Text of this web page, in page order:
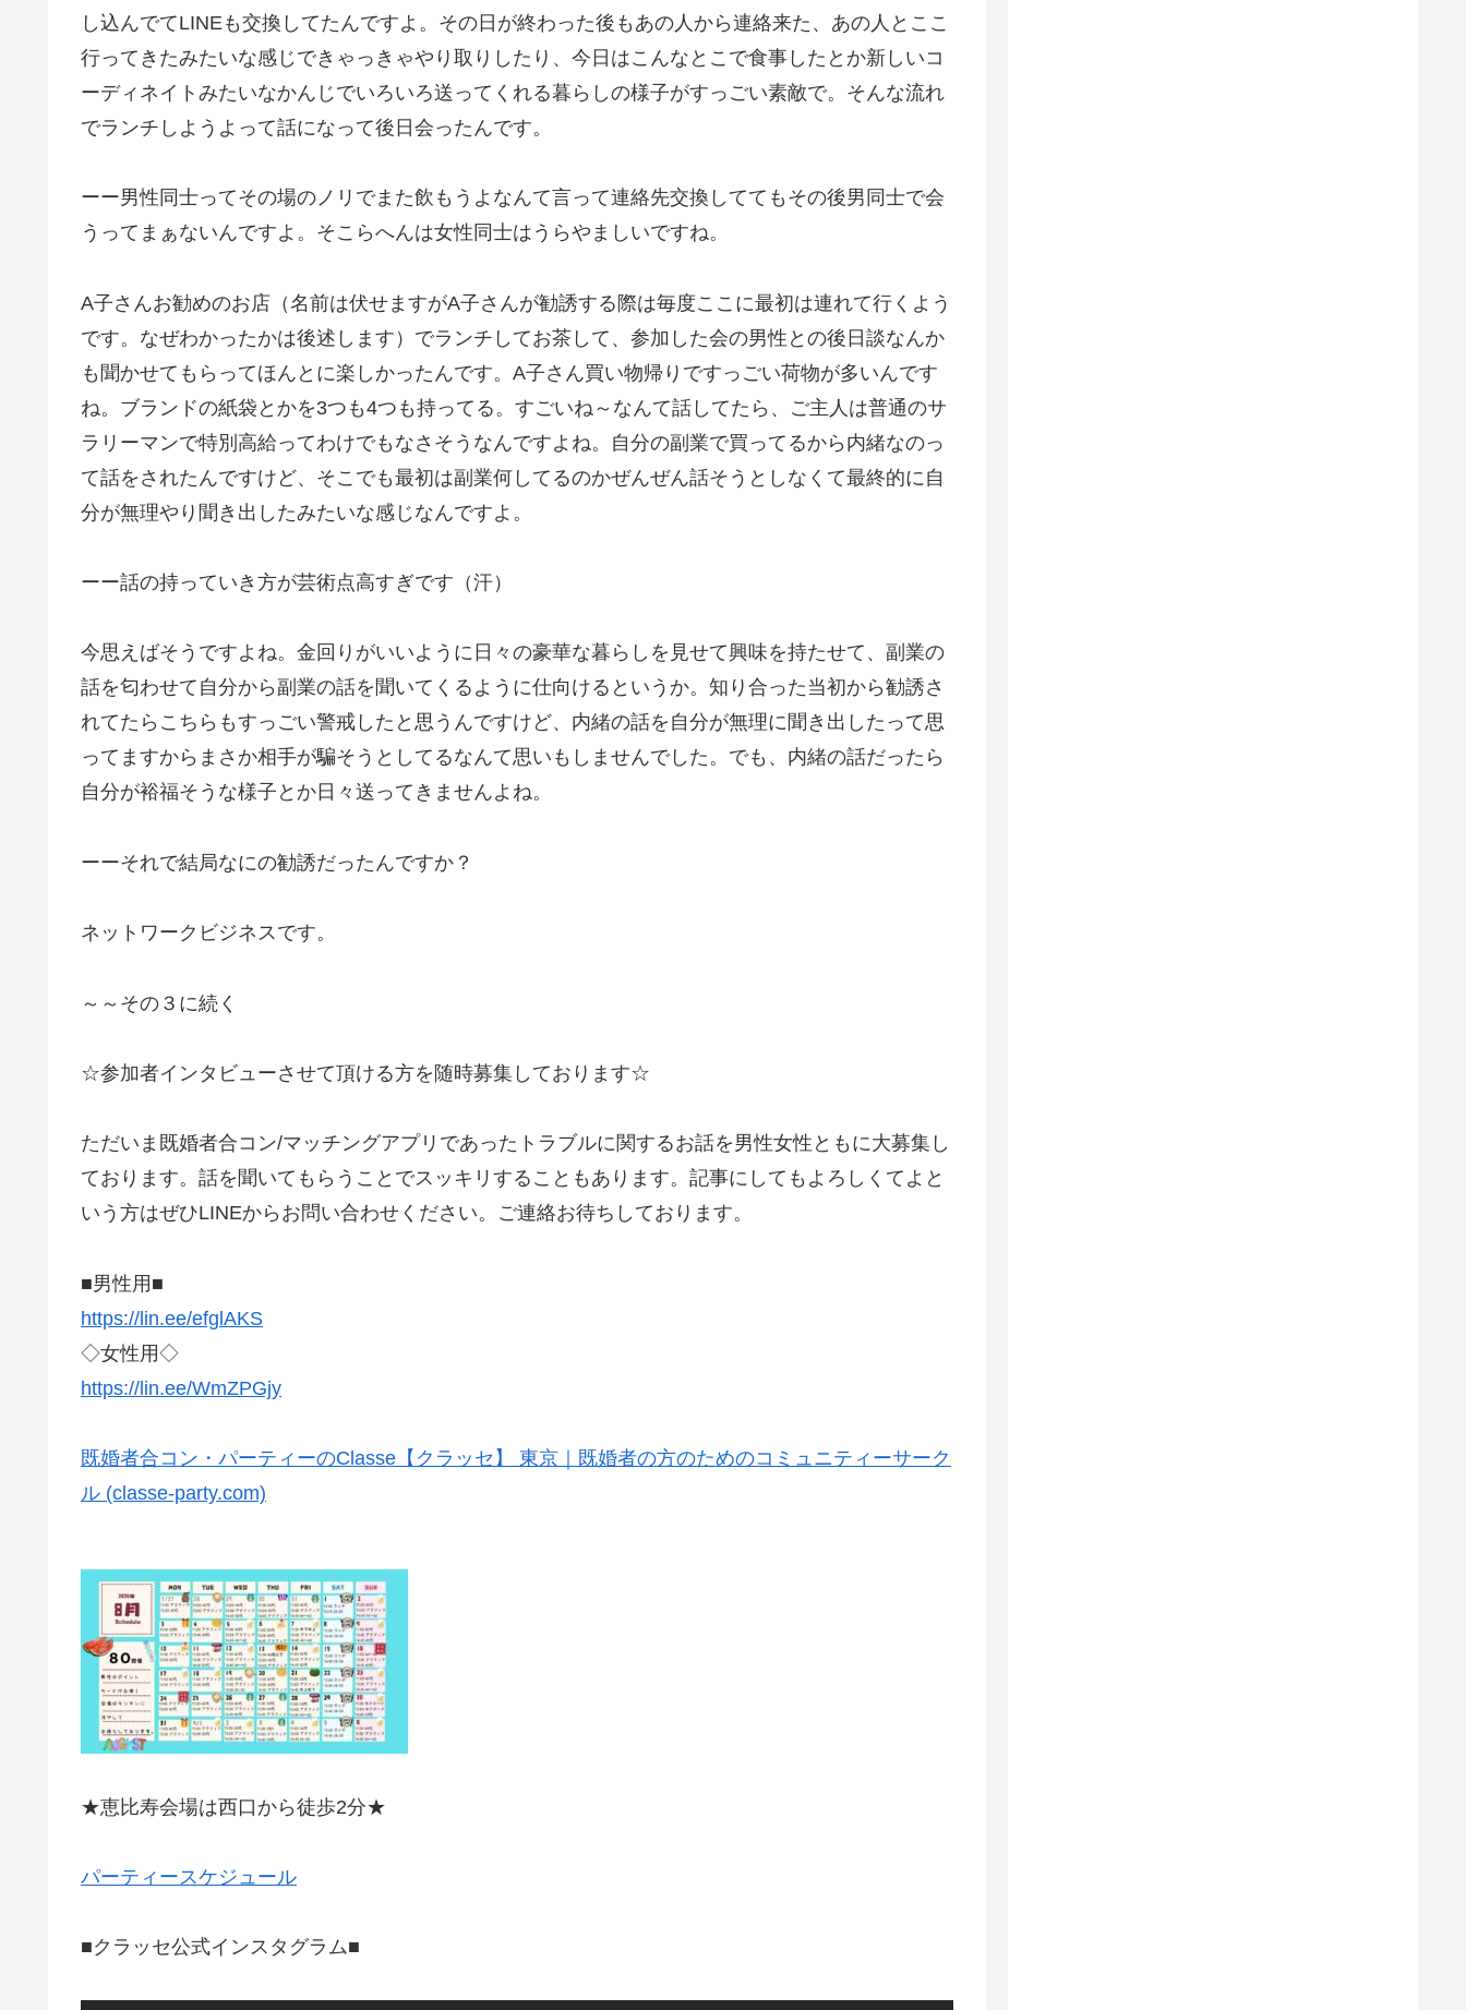
し込んでてLINEも交換してたんですよ。その日が終わった後もあの人から連絡来た、あの人とここ
行ってきたみたいな感じできゃっきゃやり取りしたり、今日はこんなとこで食事したとか新しいコ
ーディネイトみたいなかんじでいろいろ送ってくれる暮らしの様子がすっごい素敵で。そんな流れ
でランチしようよって話になって後日会ったんです。
ーー男性同士ってその場のノリでまた飲もうよなんて言って連絡先交換しててもその後男同士で会
うってまぁないんですよ。そこらへんは女性同士はうらやましいですね。
A子さんお勧めのお店（名前は伏せますがA子さんが勧誘する際は毎度ここに最初は連れて行くよう
です。なぜわかったかは後述します）でランチしてお茶して、参加した会の男性との後日談なんか
も聞かせてもらってほんとに楽しかったんです。A子さん買い物帰りですっごい荷物が多いんです
ね。ブランドの紙袋とかを3つも4つも持ってる。すごいね～なんて話してたら、ご主人は普通のサ
ラリーマンで特別高給ってわけでもなさそうなんですよね。自分の副業で買ってるから内緒なのっ
て話をされたんですけど、そこでも最初は副業何してるのかぜんぜん話そうとしなくて最終的に自
分が無理やり聞き出したみたいな感じなんですよ。
ーー話の持っていき方が芸術点高すぎです（汗）
今思えばそうですよね。金回りがいいように日々の豪華な暮らしを見せて興味を持たせて、副業の
話を匂わせて自分から副業の話を聞いてくるように仕向けるというか。知り合った当初から勧誘さ
れてたらこちらもすっごい警戒したと思うんですけど、内緒の話を自分が無理に聞き出したって思
ってますからまさか相手が騙そうとしてるなんて思いもしませんでした。でも、内緒の話だったら
自分が裕福そうな様子とか日々送ってきませんよね。
ーーそれで結局なにの勧誘だったんですか？
ネットワークビジネスです。
～～その３に続く
☆参加者インタビューさせて頂ける方を随時募集しております☆
ただいま既婚者合コン/マッチングアプリであったトラブルに関するお話を男性女性ともに大募集し
ております。話を聞いてもらうことでスッキリすることもあります。記事にしてもよろしくてよと
いう方はぜひLINEからお問い合わせください。ご連絡お待ちしております。
■男性用■
https://lin.ee/efglAKS
◇女性用◇
https://lin.ee/WmZPGjy
既婚者合コン・パーティーのClasse【クラッセ】 東京｜既婚者の方のためのコミュニティーサーク
ル (classe-party.com)
★恵比寿会場は西口から徒歩2分★
パーティースケジュール
■クラッセ公式インスタグラム■